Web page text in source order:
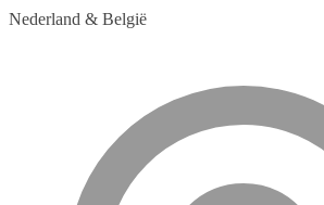
Nederland & België